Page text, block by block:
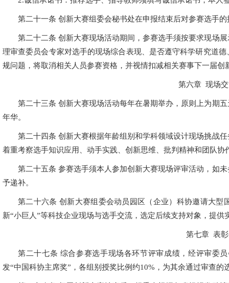
第二十一条 创新大赛组委会秘书处在申报结束后对参赛选手
第二十二条 创新大赛现场活动期间，参赛选手须按要求现场
理审查委员会专家对选手的现场综合表现、是否遵守科学研究道
规问题，将取消相关人员参赛资格，并视情扣减相关赛事下一届创
第六章 现场
第二十三条 创新大赛现场活动每年在暑期举办，原则上为期
年华。
第二十四条 创新大赛根据年龄组别和学科领域设计现场挑战
着重考察选手知识应用、动手实践、创新思维、批判精神和团队协
第二十五条 参赛选手须本人参加创新大赛现场评审活动，如
予递补。
第二十六条 创新大赛组委会动员园区（企业）科协邀请大
新“小巨人”等科技企业现场与选手交流，选定后续支持对象，提供
第七章 表
第二十七条 综合参赛选手现场各环节评审成绩，经评审委
发“中国科协主席奖”，各组别授奖比例约10%，为其余通过审查的